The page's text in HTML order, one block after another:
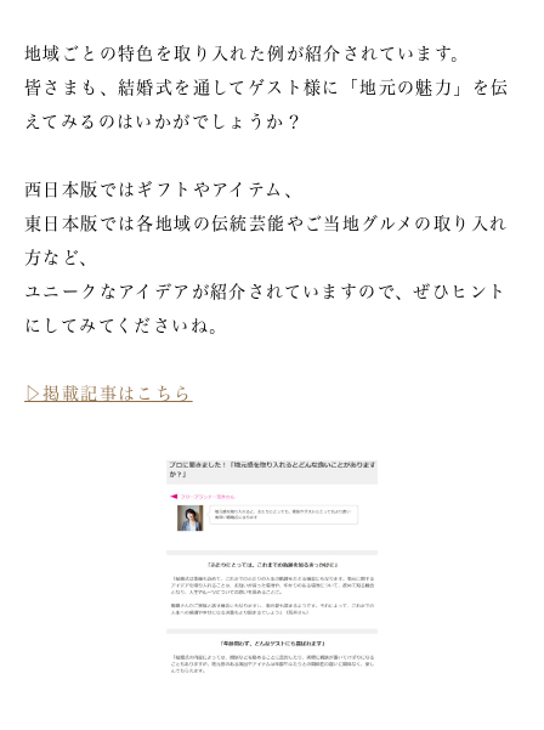
地域ごとの特色を取り入れた例が紹介されています。
皆さまも、結婚式を通してゲスト様に「地元の魅力」を伝
えてみるのはいかがでしょうか？
西日本版ではギフトやアイテム、
東日本版では各地域の伝統芸能やご当地グルメの取り入れ
方など、
ユニークなアイデアが紹介されていますので、ぜひヒント
にしてみてくださいね。
▷掲載記事はこちら